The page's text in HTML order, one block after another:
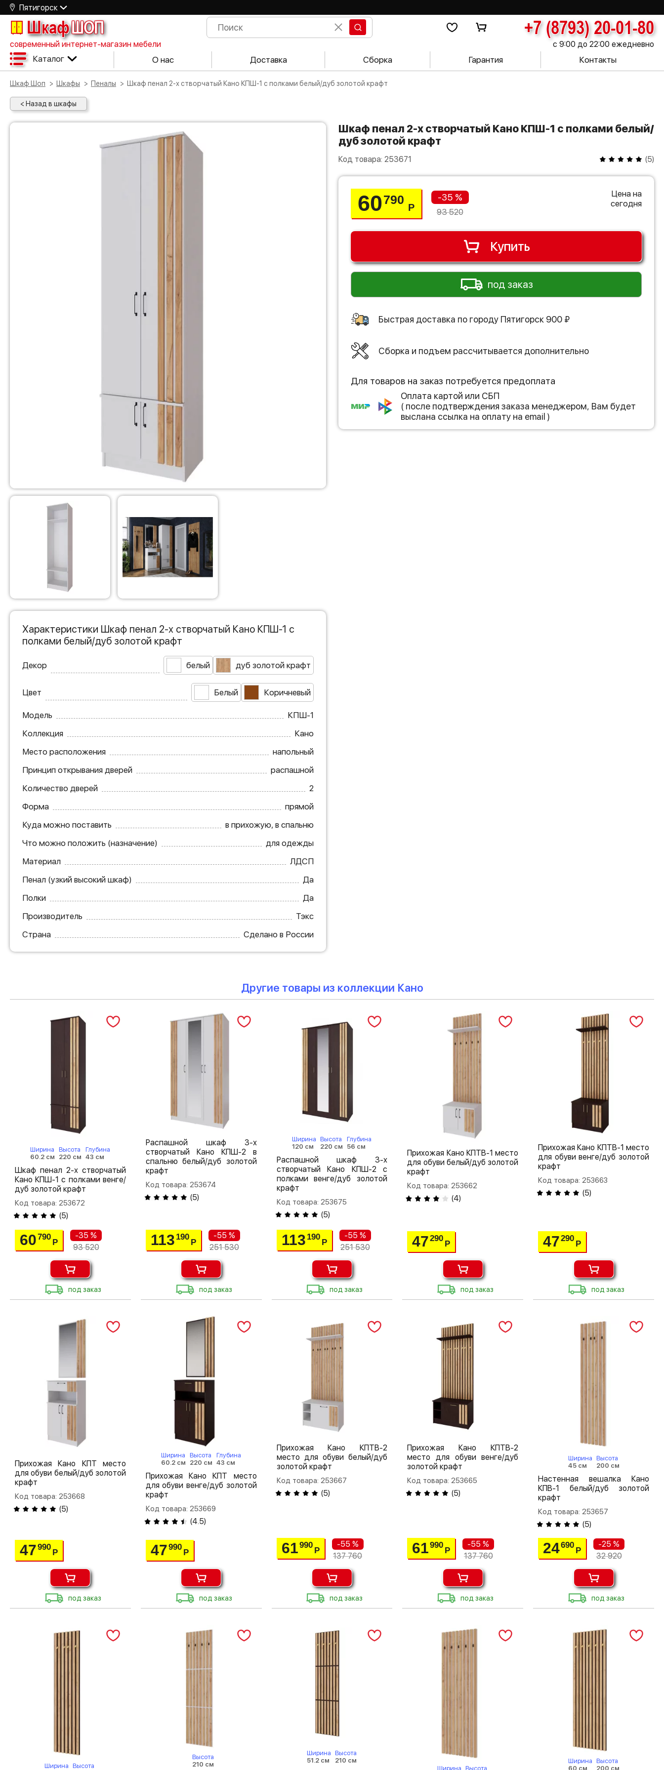
Пятигорск
ШкафШОП +7 (8793) 20-01-80
современный интернет-магазин мебели с 9:00 до 22:00 ежедневно
Каталог О нас Доставка Сборка Гарантия Контакты
Шкаф Шоп Шкафы Пеналы Шкаф пенал 2-х створчатый Кано КПШ-1 с полками белый/дуб золотой крафт
< Назад в шкафы
Шкаф пенал 2-х створчатый Кано КПШ-1 с полками белый/
дуб золотой крафт
Код товара: 253671 (5)
60790
Р
-35 %
93 520
Цена на
сегодня
Купить
под заказ
Быстрая доставка по городу Пятигорск 900 ₽
Сборка и подъем рассчитывается дополнительно
Для товаров на заказ потребуется предоплата
Оплата картой или СБП
( после подтверждения заказа менеджером, Вам будет
выслана ссылка на оплату на email )
Характеристики Шкаф пенал 2-х створчатый Кано КПШ-1 с
полками белый/дуб золотой крафт
Декор белый дуб золотой крафт
Цвет Белый Коричневый
Модель
КПШ-1
Коллекция
Кано
Место расположения
напольный
Принцип открывания дверей
распашной
Количество дверей
2
Форма
прямой
Куда можно поставить
в прихожую, в спальню
Что можно положить (назначение)
для одежды
Материал
ЛДСП
Пенал (узкий высокий шкаф)
Да
Полки
Да
Производитель
Тэкс
Страна
Сделано в России
Другие товары из коллекции Кано
Ширина
60.2 см
Высота
220 см
Глубина
43 см
Шкаф пенал 2-х створчатый
Кано КПШ-1 с полками венге/
дуб золотой крафт
Код товара: 253672
(5)
60790
Р
-35 %
93 520
под заказ
Распашной шкаф 3-х
створчатый Кано КПШ-2 в
спальню белый/дуб золотой
крафт
Код товара: 253674
(5)
113 190
Р
-55 %
251 530
под заказ
Ширина
120 см
Высота
220 см
Глубина
56 см
Распашной шкаф 3-х
створчатый Кано КПШ-2 с
полками венге/дуб золотой
крафт
Код товара: 253675
(5)
113 190
Р
-55 %
251 530
под заказ
Прихожая Кано КПТВ-1 место
для обуви белый/дуб золотой
крафт
Код товара: 253662
(4)
47290
Р
под заказ
Прихожая Кано КПТВ-1 место
для обуви венге/дуб золотой
крафт
Код товара: 253663
(5)
47290
Р
под заказ
Прихожая Кано КПТ место
для обуви белый/дуб золотой
крафт
Код товара: 253668
(5)
47990
Р
под заказ
Ширина
60.2 см
Высота
220 см
Глубина
43 см
Прихожая Кано КПТ место
для обуви венге/дуб золотой
крафт
Код товара: 253669
(4.5)
47990
Р
под заказ
Прихожая Кано КПТВ-2
место для обуви белый/дуб
золотой крафт
Код товара: 253667
(5)
61990
Р
-55 %
137 760
под заказ
Прихожая Кано КПТВ-2
место для обуви венге/дуб
золотой крафт
Код товара: 253665
(5)
61990
Р
-55 %
137 760
под заказ
Ширина
45 см
Высота
200 см
Настенная вешалка Кано
КПВ-1 белый/дуб золотой
крафт
Код товара: 253657
(5)
24690
Р
-25 %
32 920
под заказ
Ширина
Высота
Высота
210 см
Ширина
51.2 см
Высота
210 см
Ширина Высота
Ширина
60 см
Высота
200 см